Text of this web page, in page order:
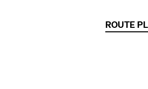
ROUTE